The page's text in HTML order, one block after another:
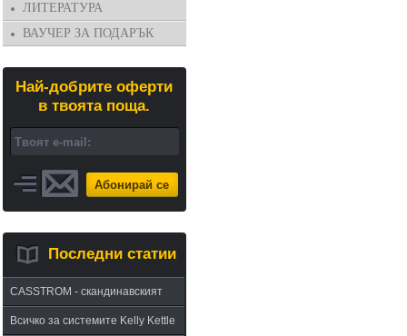
ЛИТЕРАТУРА
ВАУЧЕР ЗА ПОДАРЪК
Най-добрите оферти
в твоята поща.
Абонирай се
Последни статии
CASSTROM - скандинавският
път в оцеляването или
бушкрафт по лапландски
Всичко за системите Kelly Kettle